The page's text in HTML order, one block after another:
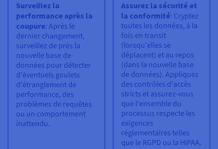
Surveillez la
performance après la
coupure: Après le
dernier changement,
surveillez de près la
nouvelle base de
données pour détecter
d'éventuels goulets
d'étranglement de
performance, des
problèmes de requêtes
ou un comportement
inattendu.
Assurez la sécurité et
la conformité: Cryptez
toutes les données, à la
fois en transit
(lorsqu'elles se
déplacent) et au repos
(dans la nouvelle base
de données). Appliquez
des contrôles d'accès
stricts et assurez-vous
que l'ensemble du
processus respecte les
exigences
réglementaires telles
que le RGPD ou la HIPAA.